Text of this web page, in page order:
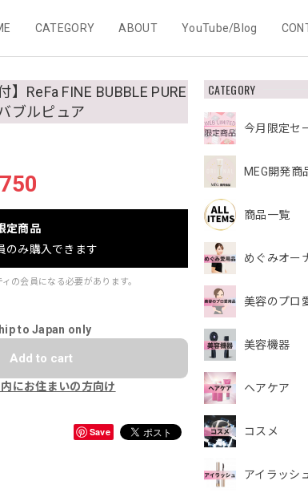
CATEGORY ABOUT YouTube/Blog
CATEGORY
今月限定セ
MEG開発商
商品一覧
めぐみオー
美容のプロ
美容機器
ヘアケア
コスメ
アイラッシ
】ReFa FINE BUBBLE PURE
ブルピュア
定商品
のみ購入できます
の会員になる必要があります。
to Japan only
Add to cart
内にお住まいの方向け
Save